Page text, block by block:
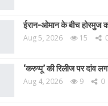
ईरान-ओमान के बीच होरमुज
Aug 5, 2026 15
‘करुप्पू’ की रिलीज पर दांव
Aug 4, 2026 9 0